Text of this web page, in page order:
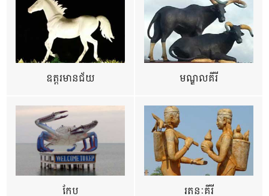
ឧត្ដរមានជ័យ មណ្ឌលគីរី
កែប រតនៈគីរី